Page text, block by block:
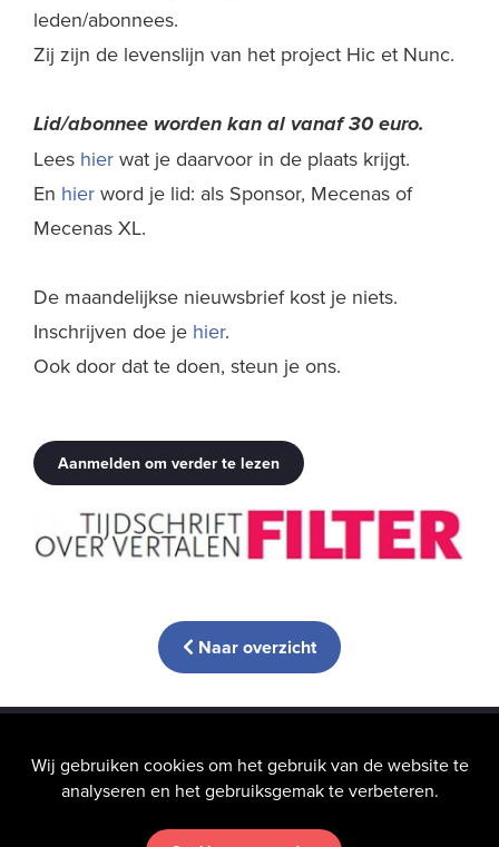
Wij gebruiken cookies om het gebruik van de website te
analyseren en het gebruiksgemak te verbeteren.
leden/abonnees.
Zij zijn de levenslijn van het project Hic et Nunc.
Lid/abonnee worden kan al vanaf 30 euro.
Lees hier wat je daarvoor in de plaats krijgt.
En hier word je lid: als Sponsor, Mecenas of
Mecenas XL.
De maandelijkse nieuwsbrief kost je niets.
Inschrijven doe je hier.
Ook door dat te doen, steun je ons.
Aanmelden om verder te lezen
Naar overzicht
info@hic-nunc.be